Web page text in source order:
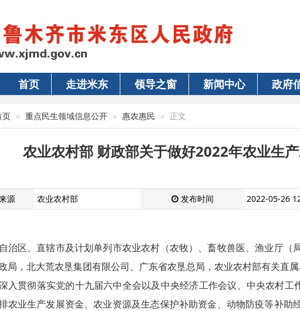
首页 走进米东 领导之窗 新闻中心 政府
页 重点民生领域信息公开 惠农惠民 正文
农业农村部 财政部关于做好2022年农业生
源 农业农村部 发布时间 2022-05-26
治区、直辖市及计划单列市农业农村（农牧）、畜牧兽医、渔业厅（
局，北大荒农垦集团有限公司、广东省农垦总局，农业农村部有关直属
贯彻落实党的十九届六中全会以及中央经济工作会议、中央农村工
农业生产发展资金、农业资源及生态保护补助资金、动物防疫等补助